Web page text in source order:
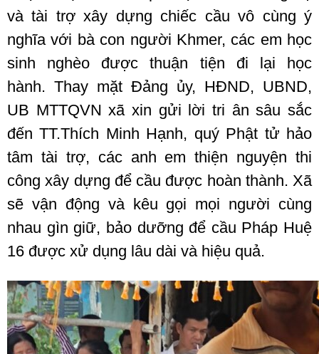
và tài trợ xây dựng chiếc cầu vô cùng ý
nghĩa với bà con người Khmer, các em học
sinh nghèo được thuận tiện đi lại học
hành. Thay mặt Đảng ủy, HĐND, UBND,
UB MTTQVN xã xin gửi lời tri ân sâu sắc
đến TT.Thích Minh Hạnh, quý Phật tử hảo
tâm tài trợ, các anh em thiện nguyện thi
công xây dựng để cầu được hoàn thành. Xã
sẽ vận động và kêu gọi mọi người cùng
nhau gìn giữ, bảo dưỡng để cầu Pháp Huệ
16 được xử dụng lâu dài và hiệu quả.